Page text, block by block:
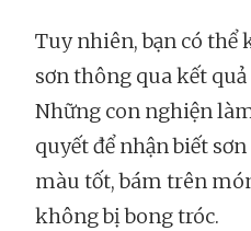
Tuy nhiên, bạn có thể
sơn thông qua kết
Những con nghiện
quyết để nhận biết
màu tốt, bám trên
không bị bong tróc.